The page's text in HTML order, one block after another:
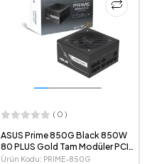
( 0 )
ASUS Prime 850G Black 850W
80 PLUS Gold Tam Modüler PCIe
ATX 3.1 Güç Kaynağı
Ürün Kodu: PRIME-850G